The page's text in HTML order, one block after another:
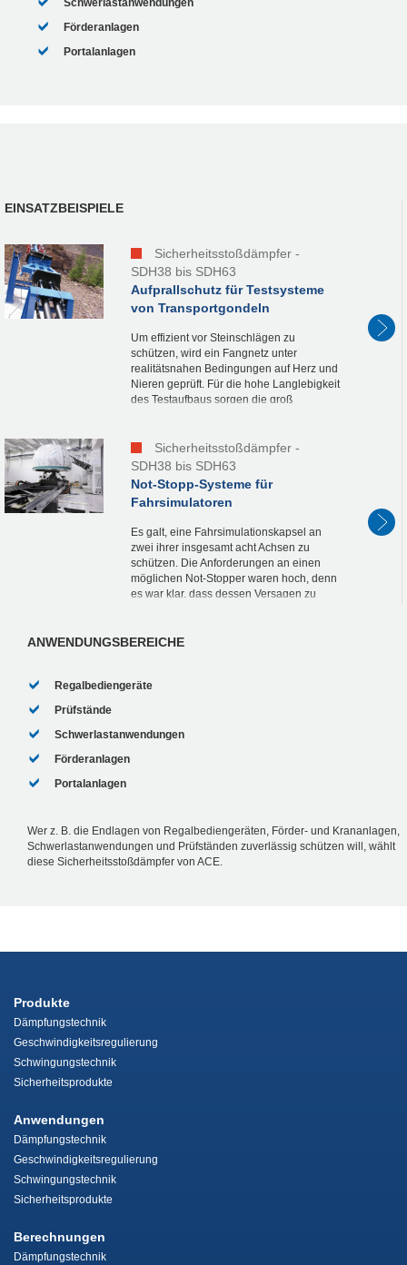
Förderanlagen
Portalanlagen
EINSATZBEISPIELE
Sicherheitsstoßdämpfer -
SDH38 bis SDH63
Aufprallschutz für Testsysteme
von Transportgondeln
Um effizient vor Steinschlägen zu
schützen, wird ein Fangnetz unter
realitätsnahen Bedingungen auf Herz und
Nieren geprüft. Für die hohe Langlebigkeit
des Testaufbaus sorgen die groß
Sicherheitsstoßdämpfer -
SDH38 bis SDH63
Not-Stopp-Systeme für
Fahrsimulatoren
Es galt, eine Fahrsimulationskapsel an
zwei ihrer insgesamt acht Achsen zu
schützen. Die Anforderungen an einen
möglichen Not-Stopper waren hoch, denn
es war klar, dass dessen Versagen zu
ANWENDUNGSBEREICHE
Regalbediengeräte
Prüfstände
Schwerlastanwendungen
Förderanlagen
Portalanlagen
Wer z. B. die Endlagen von Regalbediengeräten, Förder- und Krananlagen,
Schwerlastanwendungen und Prüfständen zuverlässig schützen will, wählt
diese Sicherheitsstoßdämpfer von ACE.
Produkte
Dämpfungstechnik
Geschwindigkeitsregulierung
Schwingungstechnik
Sicherheitsprodukte
Anwendungen
Dämpfungstechnik
Geschwindigkeitsregulierung
Schwingungstechnik
Sicherheitsprodukte
Berechnungen
Dämpfungstechnik